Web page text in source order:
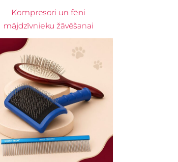
Kompresori un fēni
mājdzīvnieku žāvēšanai